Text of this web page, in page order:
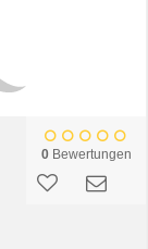
0Bewertungen